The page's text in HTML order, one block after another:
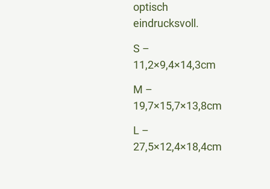
optisch
eindrucksvoll.
S –
11,2×9,4×14,3cm
M –
19,7×15,7×13,8cm
L –
27,5×12,4×18,4cm